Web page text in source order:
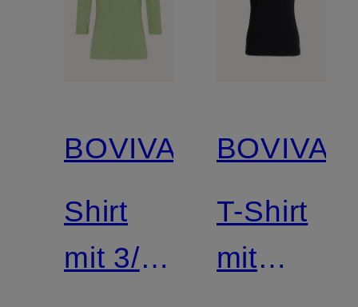
BOVIVA
Shirt
mit 3/4-
BOVIVA
T-Shirt
mit